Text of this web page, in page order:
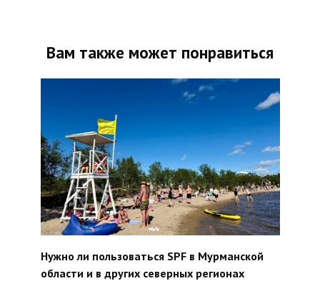
Вам также может понравиться
Нужно ли пользоваться SPF в Мурманской
области и в других северных регионах